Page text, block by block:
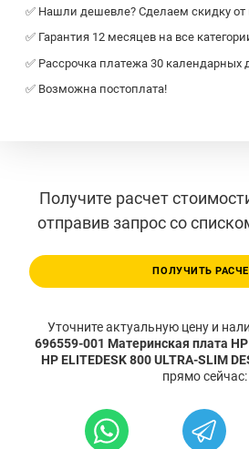
✅ Нашли дешевле? Сделаем скидку от
✅ Гарантия 12 месяцев на все
✅ Рассрочка платежа 30 календарных
✅ Возможна постоплата!
Получите расчет
отправив запрос со
ПОЛУЧИТЬ
Уточните актуальную цену и
696559-001 Материнская плата HP
HP ELITEDESK 800 ULTRA-SLIM
прямо сейчас: